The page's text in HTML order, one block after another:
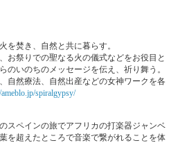
を焚き、自然と共に暮らす。
お祭りでの聖なる火の儀式などをお役目と
のいのちのメッセージを伝え、 祈り舞う。
自然療法、 自然出産などの女神ワークを各
spiralgypsy/
スペインの旅でアフリカの打楽器ジャンベ
を超えたところで音楽で繋がれることを体